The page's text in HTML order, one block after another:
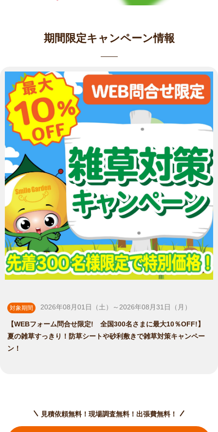
期間限定キャンペーン情報
対象期間 2026年08月01日（土）～2026年08月31日（月）
【WEBフォーム問合せ限定! 全国300名さまに最大10％OFF!】
夏の雑草すっきり！防草シートや砂利敷きで雑草対策キャンペー
ン！
見積依頼無料！現場調査無料！出張費無料！